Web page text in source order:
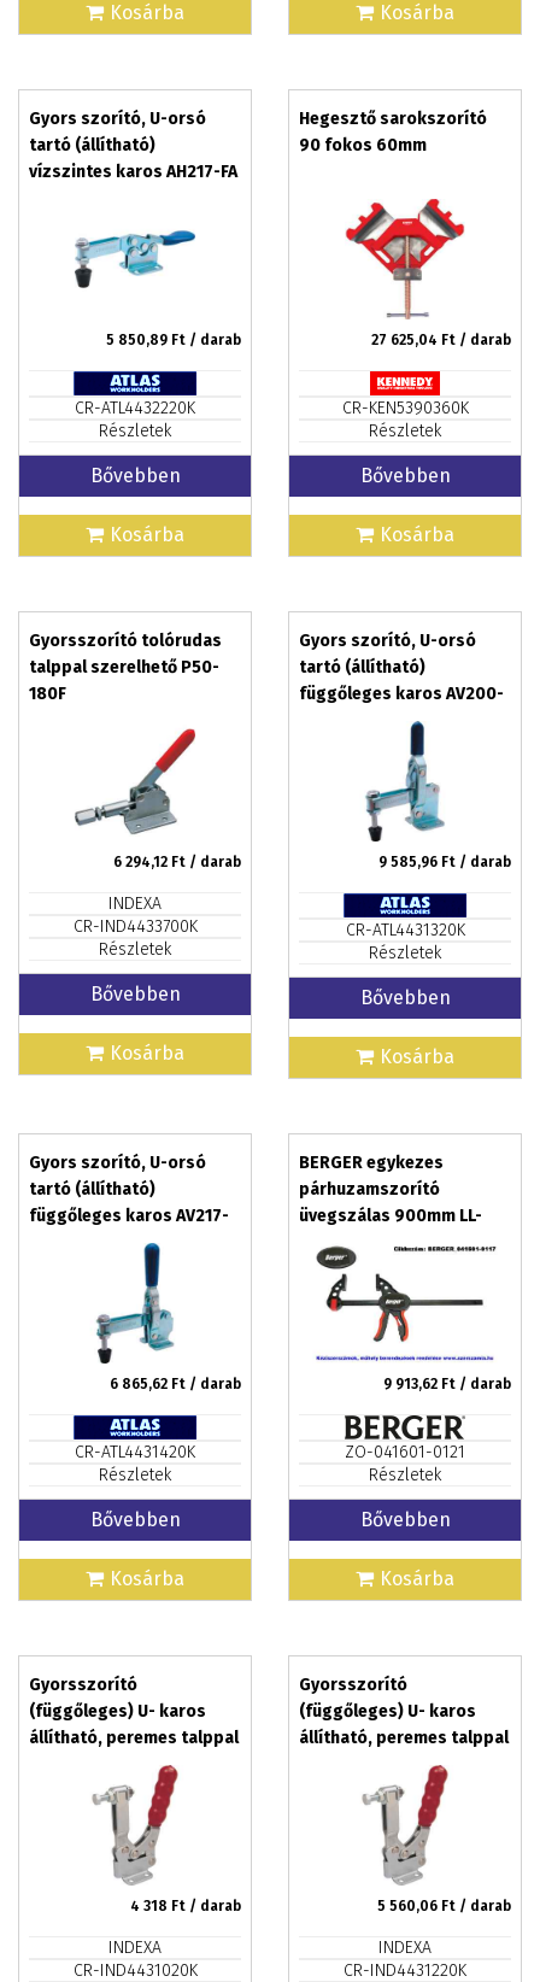
Kosárba Kosárba
Gyors szorító, U-orsó
tartó (állítható)
vízszintes karos AH217-FA
5 850,89 Ft / darab
CR-ATL4432220K
Részletek
Bővebben
Kosárba
Hegesztő sarokszorító
90 fokos 60mm
27 625,04 Ft / darab
CR-KEN5390360K
Részletek
Bővebben
Kosárba
Gyorsszorító tolórudas
talppal szerelhető P50-
180F
6 294,12 Ft / darab
INDEXA
CR-IND4433700K
Részletek
Bővebben
Kosárba
Gyors szorító, U-orsó
tartó (állítható)
függőleges karos AV200-
9 585,96 Ft / darab
CR-ATL4431320K
Részletek
Bővebben
Kosárba
Gyors szorító, U-orsó
tartó (állítható)
függőleges karos AV217-
6 865,62 Ft / darab
CR-ATL4431420K
Részletek
Bővebben
Kosárba
BERGER egykezes
párhuzamszorító
üvegszálas 900mm LL-
36PT
9 913,62 Ft / darab
ZO-041601-0121
Részletek
Bővebben
Kosárba
Gyorsszorító
(függőleges) U- karos
állítható, peremes talppal
4 318 Ft / darab
INDEXA
CR-IND4431020K
Gyorsszorító
(függőleges) U- karos
állítható, peremes talppal
5 560,06 Ft / darab
INDEXA
CR-IND4431220K